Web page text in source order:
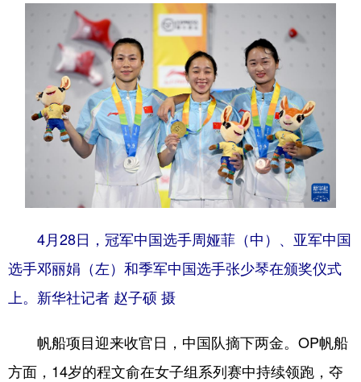
4月28日，冠军中国选手周娅菲（中）、亚军中国
选手邓丽娟（左）和季军中国选手张少琴在颁奖仪式
上。新华社记者 赵子硕 摄
帆船项目迎来收官日，中国队摘下两金。OP帆船
方面，14岁的程文俞在女子组系列赛中持续领跑，夺